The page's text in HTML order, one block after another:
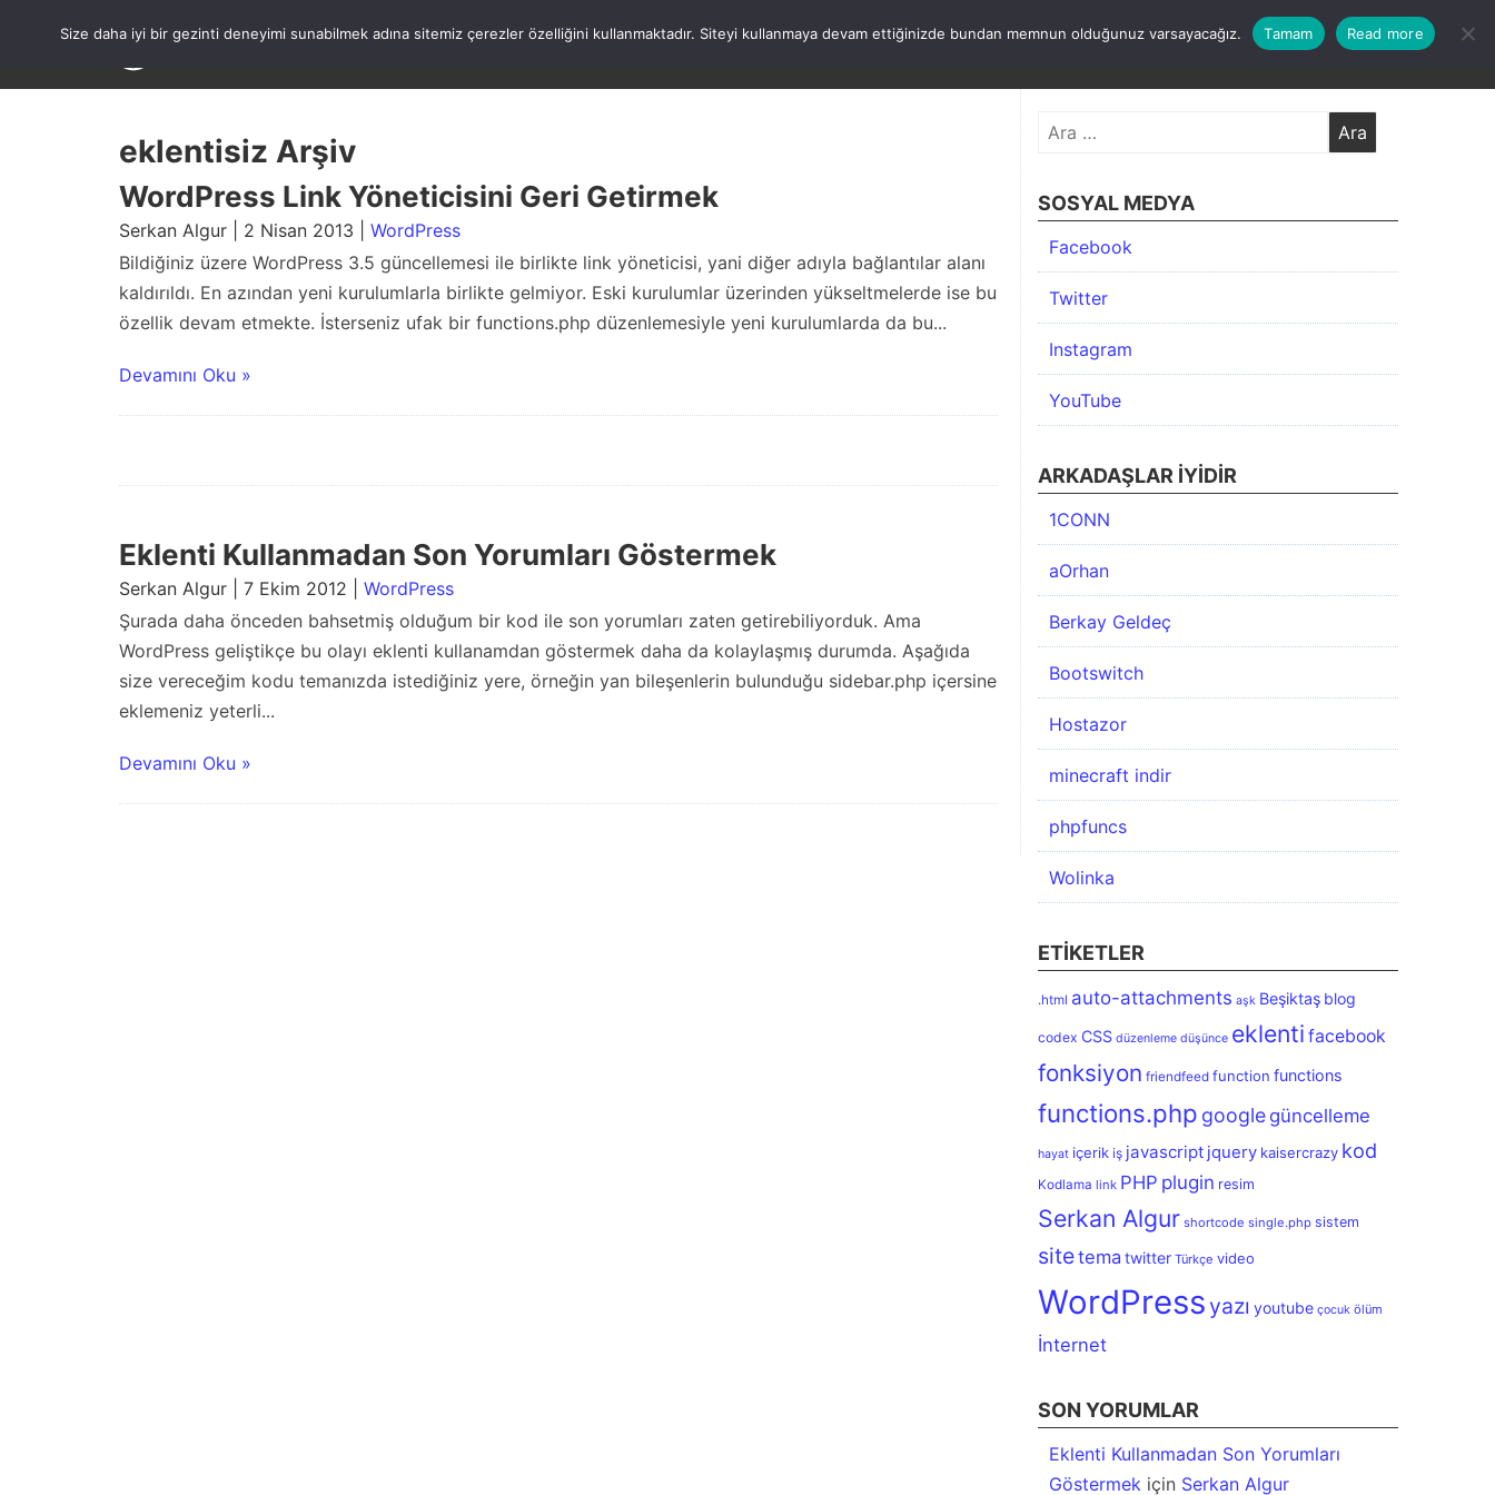
ANASAYFA WORDPRESS ATATÜRK HAKKIMDA KATEGORİLER İLETİŞİM ARŞİV
eklentisiz Arşiv
WordPress Link Yöneticisini Geri Getirmek
Serkan Algur | 2 Nisan 2013 | WordPress
Bildiğiniz üzere WordPress 3.5 güncellemesi ile birlikte link yöneticisi, yani diğer adıyla bağlantılar alanı
kaldırıldı. En azından yeni kurulumlarla birlikte gelmiyor. Eski kurulumlar üzerinden yükseltmelerde ise bu
özellik devam etmekte. İsterseniz ufak bir functions.php düzenlemesiyle yeni kurulumlarda da bu...
Devamını Oku »
Eklenti Kullanmadan Son Yorumları Göstermek
Serkan Algur | 7 Ekim 2012 | WordPress
Şurada daha önceden bahsetmiş olduğum bir kod ile son yorumları zaten getirebiliyorduk. Ama
WordPress geliştikçe bu olayı eklenti kullanamdan göstermek daha da kolaylaşmış durumda. Aşağıda
size vereceğim kodu temanızda istediğiniz yere, örneğin yan bileşenlerin bulunduğu sidebar.php içersine
eklemeniz yeterli...
Devamını Oku »
Arama:
SOSYAL MEDYA
Facebook
Twitter
Instagram
YouTube
ARKADAŞLAR İYIDIR
1CONN
aOrhan
Berkay Geldeç
Bootswitch
Hostazor
minecraft indir
phpfuncs
Wolinka
ETIKETLER
.html auto-attachments aşk Beşiktaş blog
codex CSS düzenleme düşünce eklenti facebook
fonksiyon friendfeed function functions
functions.php googlegüncelleme
hayat içerik iş javascript jquery kaisercrazy kod
Kodlama link PHP plugin resim
Serkan Algur shortcode single.php sistem
sitetema twitter Türkçe video
WordPressyazı youtube çocuk ölüm
İnternet
SON YORUMLAR
Eklenti Kullanmadan Son Yorumları
Göstermekiçin Serkan Algur
Size daha iyi bir gezinti deneyimi sunabilmek adına sitemiz çerezler özelliğini kullanmaktadır. Siteyi kullanmaya devam ettiğinizde bundan memnun olduğunuz varsayacağız. Tamam Read more